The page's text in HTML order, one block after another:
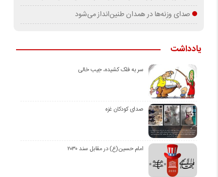
صدای وزنه‌ها در همدان طنین‌انداز می‌شود
یادداشت
سر به فلک کشیده، جیب خالی
صدای کودکان غزه
امام حسین(ع) در مقابل سند ۲۰۳۰